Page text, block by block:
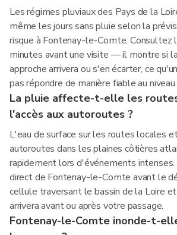
Les régimes pluviaux des Pays de la
même les jours sans pluie selon la
risque à Fontenay-le-Comte. Consultez
minutes avant une visite — il montre si
approche arrivera ou s'en écarter, ce
pas répondre de manière fiable au
La pluie affecte-t-elle les
l'accès aux autoroutes ?
L'eau de surface sur les routes locales
autoroutes dans les plaines côtières
rapidement lors d'événements intenses.
direct de Fontenay-le-Comte avant le
cellule traversant le bassin de la Loire
arrivera avant ou après votre passage.
Fontenay-le-Comte inonde-t-